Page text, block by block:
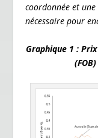
coordonnée et
nécessaire pour
Graphique 1 :